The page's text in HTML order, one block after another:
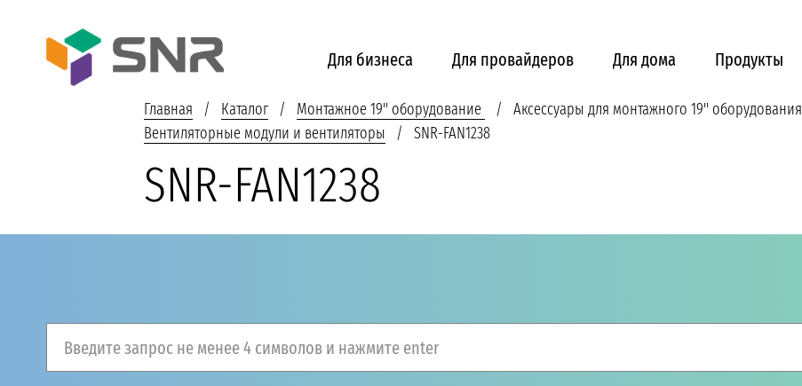
Для бизнеса Для провайдеров Для дома Продукты
Главная Каталог Монтажное 19'' оборудование
Аксессуары для монтажного 19'' оборудования
Вентиляторные модули и вентиляторы
SNR-FAN1238
SNR-FAN1238
Введите запрос не менее 4 символов и нажмите enter